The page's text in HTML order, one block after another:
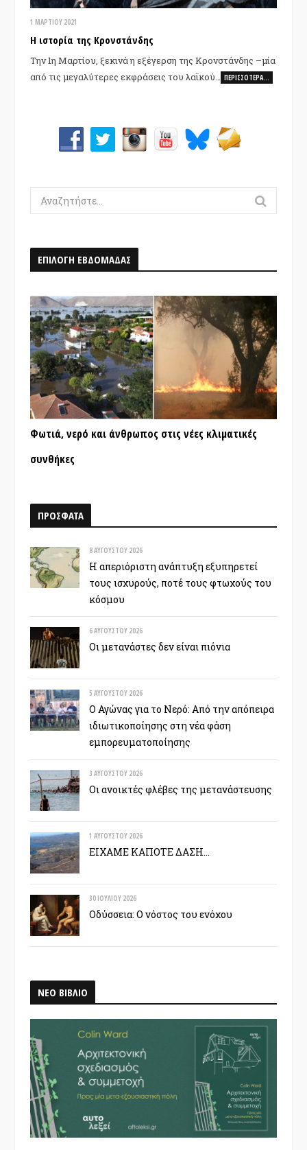
1 ΜΑΡΤΊΟΥ 2021
Η ιστορία της Κρονστάνδης
Την 1η Μαρτίου, ξεκινά η εξέγερση της Κρονστάνδης –μία
από τις μεγαλύτερες εκφράσεις του λαϊκού… ΠΕΡΙΣΣΌΤΕΡΑ…
Search
for:
ΕΠΙΛΟΓΗ ΕΒΔΟΜΑΔΑΣ
Φωτιά, νερό και άνθρωπος στις νέες κλιματικές
συνθήκες
ΠΡΟΣΦΑΤΑ
8 ΑΥΓΟΎΣΤΟΥ 2026
Η απεριόριστη ανάπτυξη εξυπηρετεί
τους ισχυρούς, ποτέ τους φτωχούς του
κόσμου
6 ΑΥΓΟΎΣΤΟΥ 2026
Οι μετανάστες δεν είναι πιόνια
5 ΑΥΓΟΎΣΤΟΥ 2026
Ο Αγώνας για το Νερό: Από την απόπειρα
ιδιωτικοποίησης στη νέα φάση
εμπορευματοποίησης
3 ΑΥΓΟΎΣΤΟΥ 2026
Οι ανοικτές φλέβες της μετανάστευσης
1 ΑΥΓΟΎΣΤΟΥ 2026
ΕΙΧΑΜΕ ΚΑΠΟΤΕ ΔΑΣΗ…
30 ΙΟΥΛΊΟΥ 2026
Οδύσσεια: Ο νόστος του ενόχου
ΝΕΟ ΒΙΒΛΙΟ